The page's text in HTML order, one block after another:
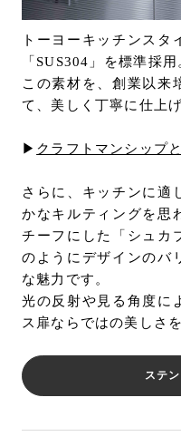
トーヨーキッチンスタ
「SUS304」を標準採
この素材を、創業以来
て、美しく丁寧に仕上
▶︎ クラフトマンシップ
さらに、キッチンに適
かなキルティングを思
チーフにした「シュカ
のようにデザインのバ
な魅力です。
光の反射や見る角度に
ス扉ならではの美しさ
ステ